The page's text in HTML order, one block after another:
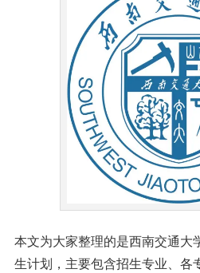
本文为大家整理的是西南交通
生计划，主要包含招生专业、各